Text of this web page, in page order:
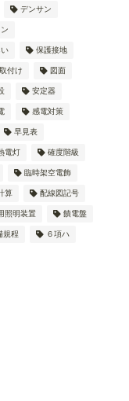
デンサン
保護接地
取付け 図面
安定器
感電対策
早見表
電灯 確度階級
臨時架空電飾
算 配線図記号
照明装置 饋電盤
規程 ６項ハ